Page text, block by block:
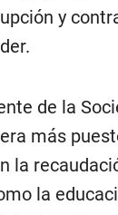
y
de la
más
la
la